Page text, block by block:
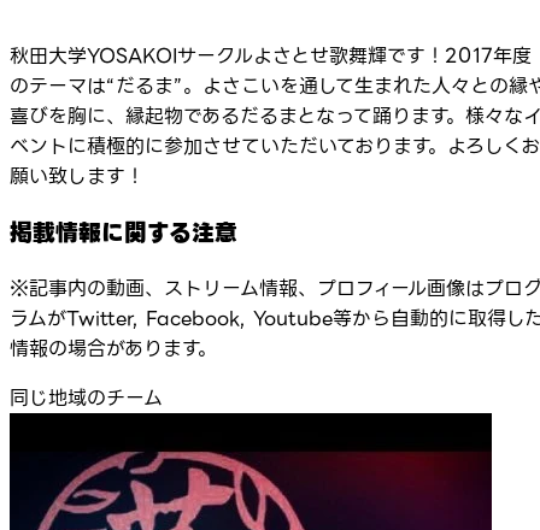
秋田大学YOSAKOIサークルよさとせ歌舞輝です！2017年度
のテーマは“だるま”。よさこいを通して生まれた人々との縁
喜びを胸に、縁起物であるだるまとなって踊ります。様々な
ベントに積極的に参加させていただいております。よろしくお
願い致します！
掲載情報に関する注意
※記事内の動画、ストリーム情報、プロフィール画像はプロ
ラムがTwitter, Facebook, Youtube等から自動的に取得し
情報の場合があります。
同じ地域のチーム